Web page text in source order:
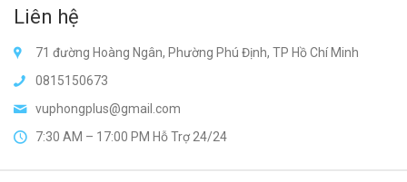
Liên hệ
71 đường Hoàng Ngân, Phường Phú Định, TP Hồ Chí Minh
0815150673
vuphongplus@gmail.com
7:30 AM – 17:00 PM Hỗ Trợ 24/24